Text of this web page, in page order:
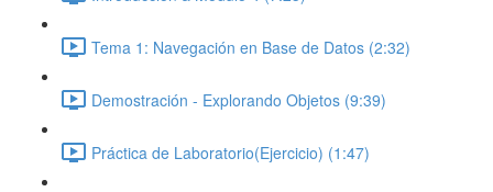
Tema 1: Navegación en Base de Datos (2:32)
Demostración - Explorando Objetos (9:39)
Práctica de Laboratorio(Ejercicio) (1:47)